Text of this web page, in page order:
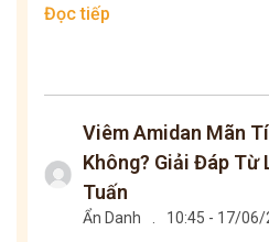
Đọc tiếp
Viêm Amidan Mãn
Không? Giải Đáp Từ
Tuấn
Ẩn Danh . 10:45 - 17/06/